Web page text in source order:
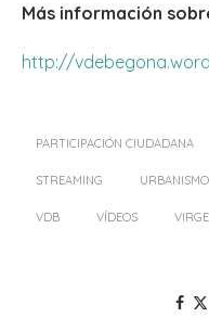
Más información
http://
PARTICIPACIÓN CIUDADANA
STREAMING
VDB VÍDEOS